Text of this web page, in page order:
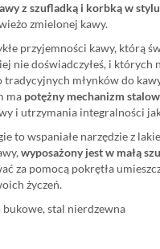
z szufladką i korbką w
zmielonej kawy.
przyjemności kawy, którą
nie doświadczyłeś, i których
młynków do
ma potężny mechanizm
i utrzymania integralności
to wspaniałe narzędzie z
wyposażony jest w małą
za pomocą pokrętła
życzeń.
stal nierdzewna